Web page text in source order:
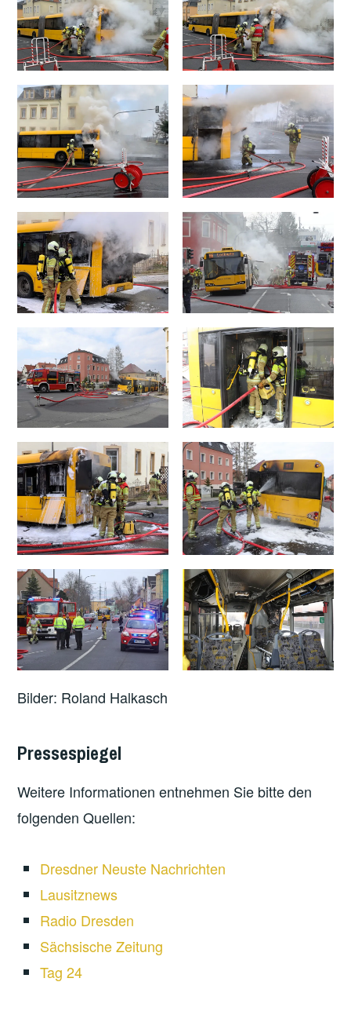
Bilder: Roland Halkasch
Pressespiegel
Weitere Informationen entnehmen Sie bitte den
folgenden Quellen:
Dresdner Neuste Nachrichten
Lausitznews
Radio Dresden
Sächsische Zeitung
Tag 24